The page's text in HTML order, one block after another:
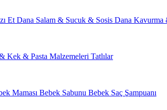
Et Dana Salam & Sucuk & Sosis Dana Kavurma
Kek & Pasta Malzemeleri Tatlılar
Maması Bebek Sabunu Bebek Saç Şampuanı